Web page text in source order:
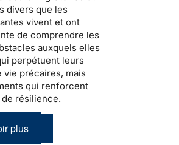
divers que les
vivent et ont
de comprendre les
auxquels elles
perpétuent leurs
vie précaires, mais
qui renforcent
résilience.
plus